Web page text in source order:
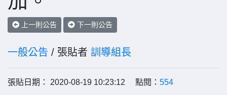
上一則公告 下一則公告
一般公告 / 張貼者 訓導組長
張貼日期： 2020-08-19 10:23:12 點閱： 554